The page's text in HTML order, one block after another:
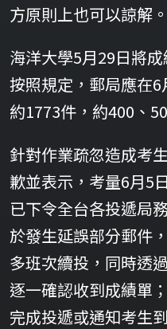
方原則上也可以諒解。
海洋大學5月29日將
按照規定，郵局應在
約1773件，約400、
針對作業疏忽造成考
歉並表示，考量6月5
已下令全台各投遞局
於發生延誤部分郵件
多班次續投，同時透
逐一確認收到成績單
完成投遞或通知考生